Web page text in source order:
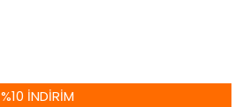
%10 İNDIRIM